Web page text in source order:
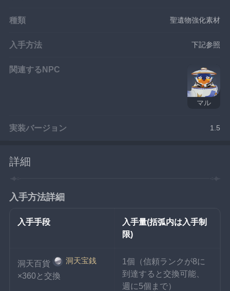
種類 聖遺物強化素材
入手方法 下記参照
関連するNPC
マル
実装バージョン 1.5
詳細
入手方法詳細
入手手段
入手量(括弧内は入手制
限)
洞天百貨
洞天宝銭
×360と交換
1個（信頼ランクが8に
到達すると交換可能、
週に5個まで）